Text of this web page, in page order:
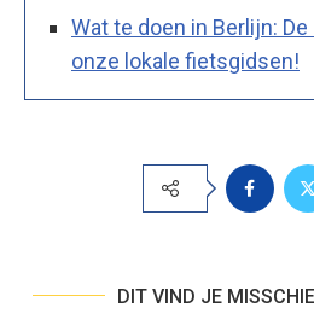
Wat te doen in Berlijn:
onze lokale fietsgidsen!
DIT VIND JE